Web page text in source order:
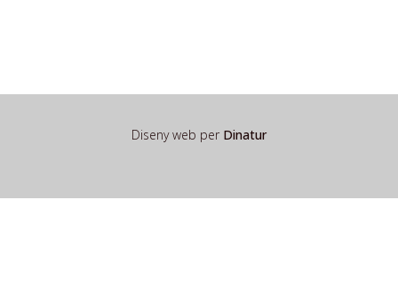
Diseny web per Dinatur